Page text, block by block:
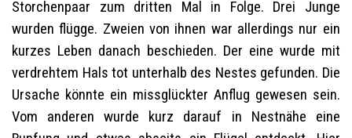
Storchenpaar zum dritten Mal in Folge. Drei Junge
wurden flügge. Zweien von ihnen war allerdings nur ein
kurzes Leben danach beschieden. Der eine wurde mit
verdrehtem Hals tot unterhalb des Nestes gefunden. Die
Ursache könnte ein missglückter Anflug gewesen sein.
Vom anderen wurde kurz darauf in Nestnähe eine